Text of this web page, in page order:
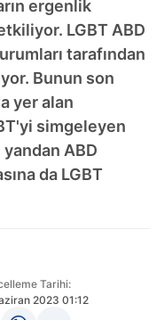
ergenlik
LGBT ABD
tarafından
Bunun son
yer alan
simgeleyen
yandan ABD
da LGBT
Tarihi:
2023 01:12